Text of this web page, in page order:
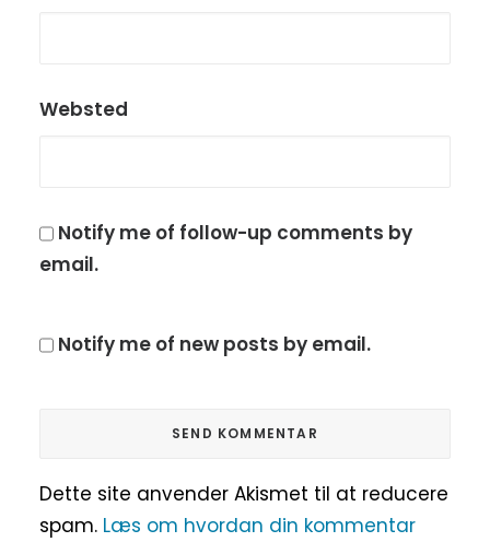
Websted
Notify me of follow-up comments by
email.
Notify me of new posts by email.
Dette site anvender Akismet til at reducere
spam. Læs om hvordan din kommentar